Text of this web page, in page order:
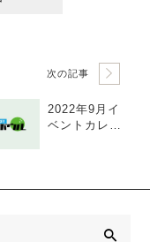
次の記事
2022年9月イ
ベントカレン